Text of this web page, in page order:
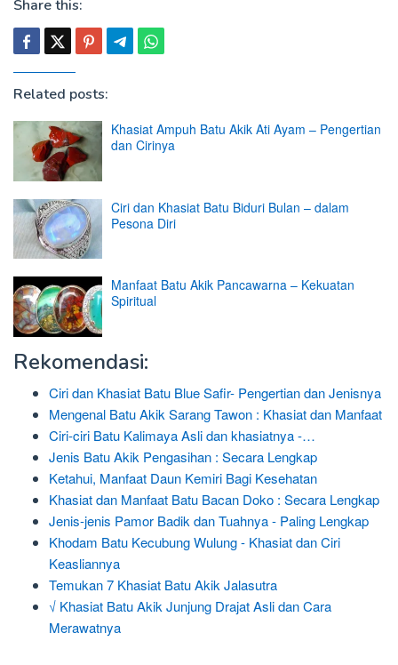
Share this:
Related posts:
Khasiat Ampuh Batu Akik Ati Ayam – Pengertian
dan Cirinya
Ciri dan Khasiat Batu Biduri Bulan – dalam
Pesona Diri
Manfaat Batu Akik Pancawarna – Kekuatan
Spiritual
Rekomendasi:
Ciri dan Khasiat Batu Blue Safir- Pengertian dan Jenisnya
Mengenal Batu Akik Sarang Tawon : Khasiat dan Manfaat
Ciri-ciri Batu Kalimaya Asli dan khasiatnya -…
Jenis Batu Akik Pengasihan : Secara Lengkap
Ketahui, Manfaat Daun Kemiri Bagi Kesehatan
Khasiat dan Manfaat Batu Bacan Doko : Secara Lengkap
Jenis-jenis Pamor Badik dan Tuahnya - Paling Lengkap
Khodam Batu Kecubung Wulung - Khasiat dan Ciri
Keasliannya
Temukan 7 Khasiat Batu Akik Jalasutra
√ Khasiat Batu Akik Junjung Drajat Asli dan Cara
Merawatnya